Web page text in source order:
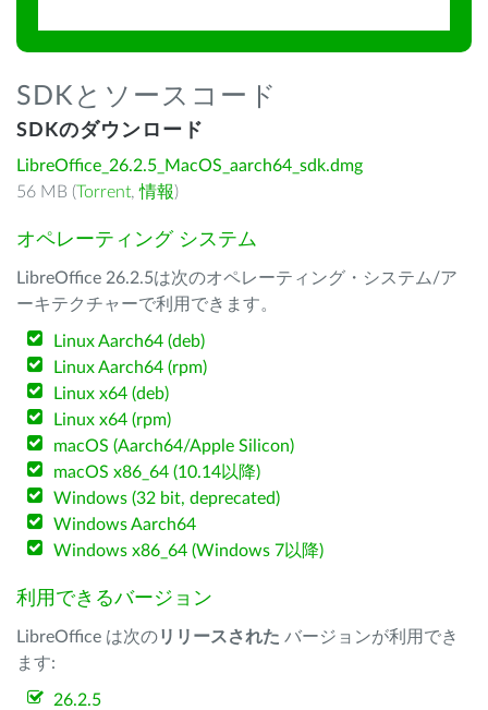
SDKとソースコード
SDKのダウンロード
LibreOffice_26.2.5_MacOS_aarch64_sdk.dmg
56 MB (Torrent,情報)
オペレーティング システム
LibreOffice 26.2.5は次のオペレーティング・システム/ア
ーキテクチャーで利用できます。
Linux Aarch64 (deb)
Linux Aarch64 (rpm)
Linux x64 (deb)
Linux x64 (rpm)
macOS (Aarch64/Apple Silicon)
macOS x86_64 (10.14以降)
Windows (32 bit, deprecated)
Windows Aarch64
Windows x86_64 (Windows 7以降)
利用できるバージョン
LibreOffice は次のリリースされた バージョンが利用でき
ます:
26.2.5